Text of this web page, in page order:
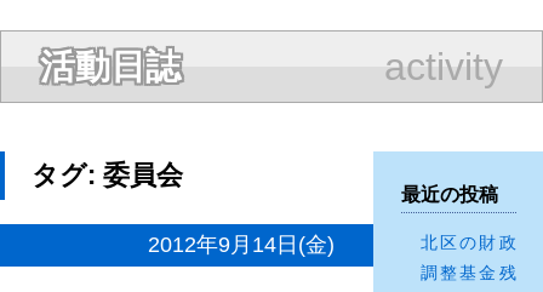
活動日誌 activity
タグ:委員会
2012年9月14日(金)
最近の投稿
北区の財政
調整基金残